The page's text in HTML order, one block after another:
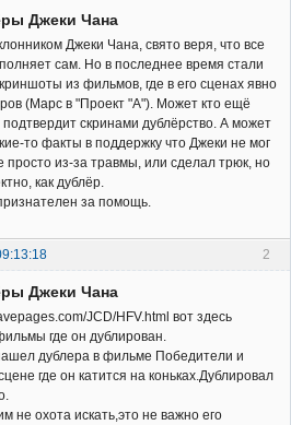
Джеки Чана
Джеки Чана, свято веря, что все
сам. Но в последнее время стали
из фильмов, где в его сценах явно
(Марс в "Проект "А"). Может кто ещё
подтвердит скринами дублёрство. А может
то факты в поддержку что Джеки не мог
просто из-за травмы, или сделал трюк, но
как дублёр.
за помощь.
2
Джеки Чана
JCD/HFV.html вот здесь
где он дублирован.
дублера в фильме Победители и
где он катится на коньках.Дублировал
не охота искать,это не важно его